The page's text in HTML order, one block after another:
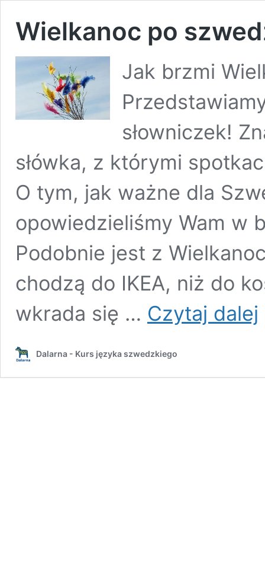
Wielkanoc po
Jak brzmi
słowniczek!
słówka, z którymi
O tym, jak ważne dla
opowiedzieliśmy Wam w
Podobnie jest z
chodzą do IKEA, niż do
wkrada się … Czytaj dalej
Dalarna - Kurs języka szwedzkiego